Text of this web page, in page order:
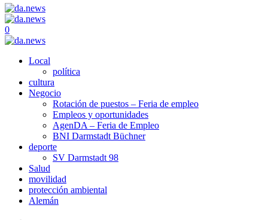
0
Local
política
cultura
Negocio
Rotación de puestos – Feria de empleo
Empleos y oportunidades
AgenDA – Feria de Empleo
BNI Darmstadt Büchner
deporte
SV Darmstadt 98
Salud
movilidad
protección ambiental
Alemán